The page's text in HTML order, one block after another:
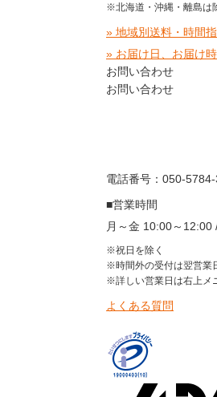
※北海道・沖縄・離島は
» 地域別送料・時間
» お届け日、お届け
お問い合わせ
お問い合わせ
電話番号：050-
■営業時間
月～金 10:00～
※祝日を除く
※時間外の受付は翌営業
※詳しい営業日は右上メ
よくある質問